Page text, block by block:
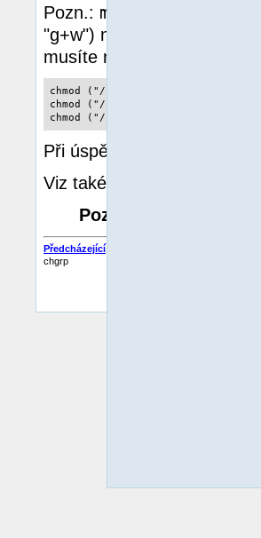
Pozn.: mode
"g+w") nebudou správně
musíte na začátek
chmod ("/somedir/somefile",
chmod ("/somedir/somefile",
chmod ("/somedir/somefile",
Při úspěchu vrací
Viz také
Poznámka:
Předcházející
chgrp